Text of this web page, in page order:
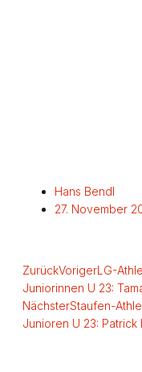
Hans Bendl
27. November
ZurückVorigerLG-
Juniorinnen U 23:
NächsterStaufen-
Junioren U 23: